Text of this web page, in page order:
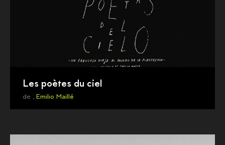
Les poètes du ciel
de , Emilio Maillé